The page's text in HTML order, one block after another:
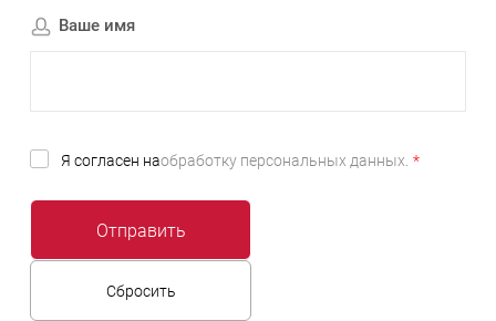
Ваше имя
Я согласен наобработку персональных данных. *